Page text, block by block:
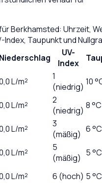
Berkhamsted: Uhrzeit,
Index, Taupunkt und
Niederschlag
UV-
Index
L/m²
1
(niedrig) 10
L/m²
2
(niedrig) 8 °C
L/m²
3
(mäßig) 6 °C
L/m²
5
(mäßig) 5 °C
L/m² 6 (hoch) 5 °C